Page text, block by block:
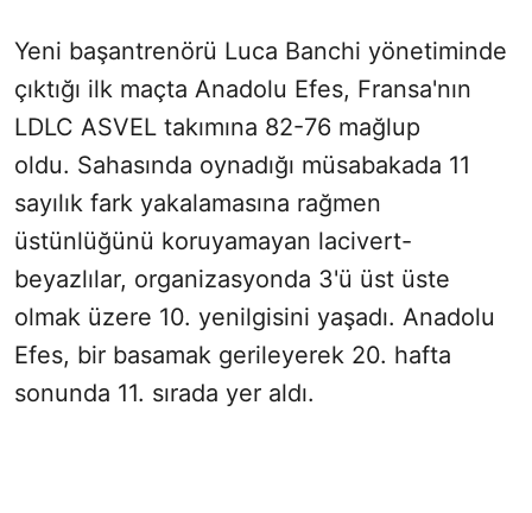
Yeni başantrenörü Luca Banchi yönetiminde
çıktığı ilk maçta Anadolu Efes, Fransa'nın
LDLC ASVEL takımına 82-76 mağlup
oldu. Sahasında oynadığı müsabakada 11
sayılık fark yakalamasına rağmen
üstünlüğünü koruyamayan lacivert-
beyazlılar, organizasyonda 3'ü üst üste
olmak üzere 10. yenilgisini yaşadı. Anadolu
Efes, bir basamak gerileyerek 20. hafta
sonunda 11. sırada yer aldı.